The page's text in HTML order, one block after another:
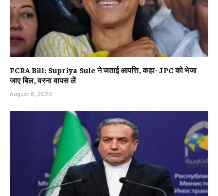
FCRA Bill: Supriya Sule ने जताई आपत्ति, कहा- JPC को भेजा
जाए बिल, वरना वापस लें
August 8, 2026